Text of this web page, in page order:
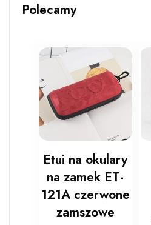
Polecamy
Etui na okulary
na zamek ET-
121A czerwone
zamszowe